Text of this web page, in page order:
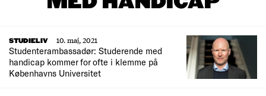
STUDIELIV
10. maj, 2021
Studenterambassadør: Studerende med
handicap kommer for ofte i klemme på
Københavns Universitet